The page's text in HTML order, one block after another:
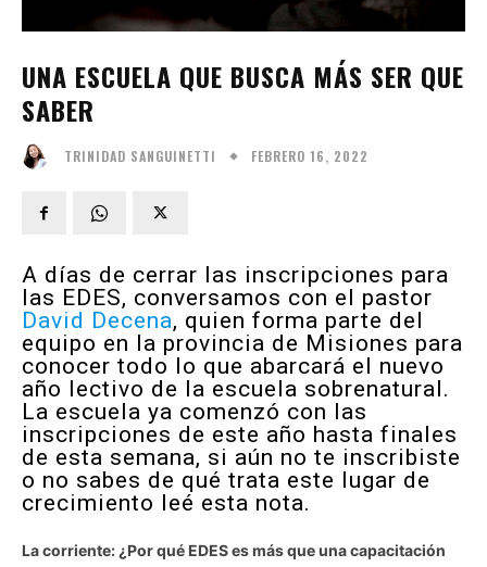
UNA ESCUELA QUE BUSCA MÁS SER QUE
SABER
TRINIDAD SANGUINETTI FEBRERO 16, 2022
A días de cerrar las inscripciones para
las EDES, conversamos con el pastor
David Decena, quien forma parte del
equipo en la provincia de Misiones para
conocer todo lo que abarcará el nuevo
año lectivo de la escuela sobrenatural.
La escuela ya comenzó con las
inscripciones de este año hasta finales
de esta semana, si aún no te inscribiste
o no sabes de qué trata este lugar de
crecimiento leé esta nota.
La corriente: ¿Por qué EDES es más que una capacitación